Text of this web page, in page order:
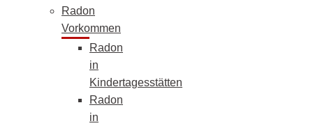
Radon
Vorkommen
Radon
in
Kindertagesstätten
Radon
in